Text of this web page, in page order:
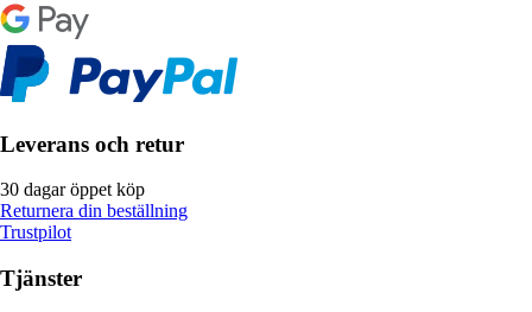
Leverans och retur
30 dagar öppet köp
Returnera din beställning
Trustpilot
Tjänster